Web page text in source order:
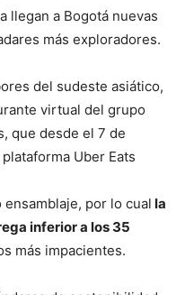
llegan a Bogotá nuevas
más exploradores.
del sudeste asiático,
virtual del grupo
que desde el 7 de
Uber Eats
por lo cual la
inferior a los 35
más impacientes.